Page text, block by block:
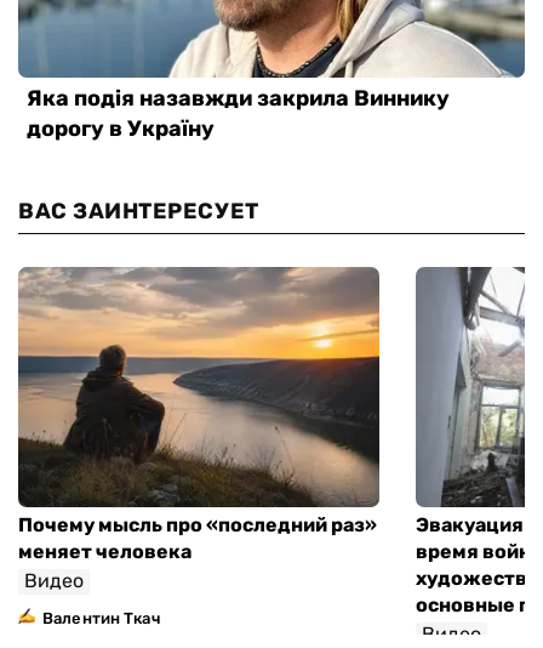
ВАС ЗАИНТЕРЕСУЕТ
Почему мысль про «последний раз»
меняет человека
Видео
Валентин Ткач
Эвакуация
время
основные
Видео